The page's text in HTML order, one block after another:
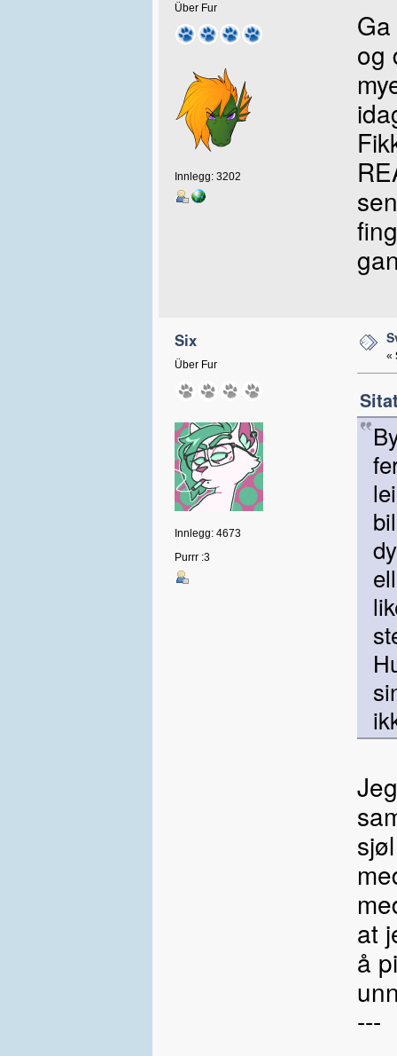
Über Fur
Innlegg: 3202
og
Six
Über Fur
Innlegg: 4673
Purrr :3
«
at
å
---